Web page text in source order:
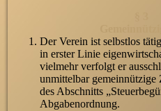
Der Verein ist selbstlos
in erster Linie
vielmehr verfolgt er
unmittelbar gemeinnützige
des Abschnitts
Abgabenordnung.